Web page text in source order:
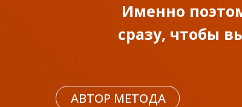
АВТОР МЕТОДА
Именно
сразу, чтобы